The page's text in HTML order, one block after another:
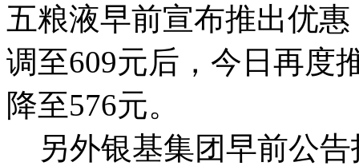
五粮液早前宣布推出优
调至609元后，今日再度
降至576元。
另外银基集团早前公告